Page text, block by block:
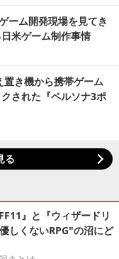
ーム開発現場を見てき
米ゲーム制作事情
置き機から携帯ゲーム
された『ペルソナ3ポ
る
』と『ウィザードリ
しくないRPG"の沼にど